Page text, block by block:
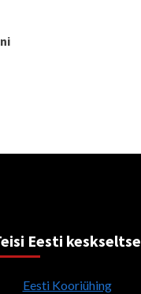
Eesti keskseltse
Eesti Kooriühing